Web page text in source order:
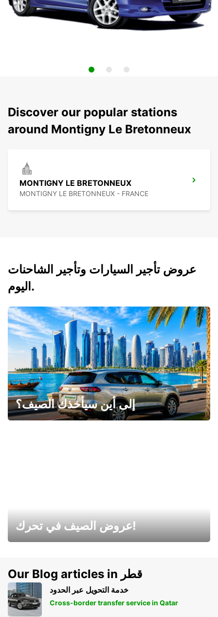
Discover our popular stations
around Montigny Le Bretonneux
MONTIGNY LE BRETONNEUX
MONTIGNY LE BRETONNEUX - FRANCE
عروض تأجير السيارات وتأجير الشاحنات
اليوم.
إلى أين سيأخذك الصيف؟
عروض الصيف في تحرك!
Our Blog articles in قطر
خدمة التحويل عبر الحدود
Cross-border transfer service in Qatar